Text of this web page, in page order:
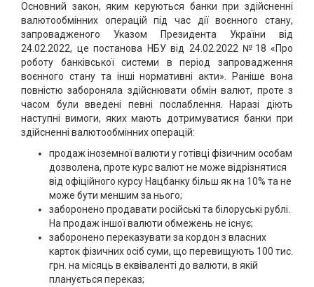
Основний закон, яким керуються банки при здійсненні
валютообмінних операцій під час дії воєнного стану,
запровадженого Указом Президента України від
24.02.2022, це постанова НБУ від 24.02.2022 №18 «Про
роботу банківської системи в період запровадження
воєнного стану та інші нормативні акти». Раніше вона
повністю забороняла здійснювати обмін валют, проте з
часом були введені певні послаблення. Наразі діють
наступні вимоги, яких мають дотримуватися банки при
здійсненні валютообмінних операцій:
продаж іноземної валюти у готівці фізичним особам
дозволена, проте курс валют не може відрізнятися
від офіційного курсу Нацбанку більш як на 10% та не
може бути меншим за нього;
заборонено продавати російські та білоруські рублі.
На продаж іншої валюти обмежень не існує;
заборонено переказувати за кордон з власних
карток фізичних осіб суми, що перевищують 100 тис.
грн. на місяць в еквіваленті до валюти, в якій
планується переказ;